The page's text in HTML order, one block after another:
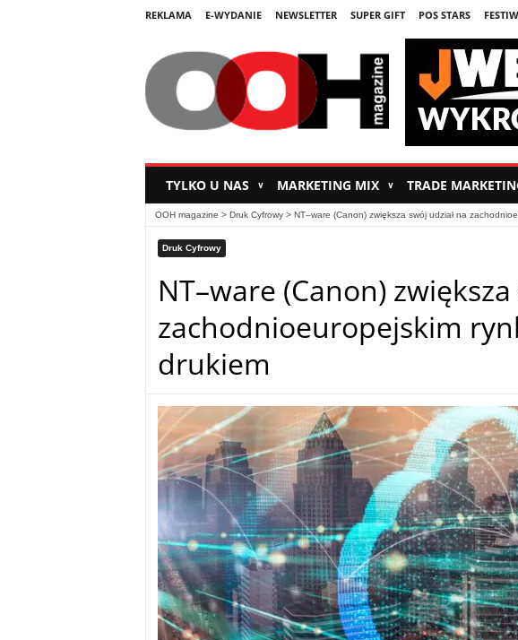
REKLAMA E-WYDANIE NEWSLETTER SUPER GIFT POS STARS
TYLKO U NAS ∨ MARKETING MIX ∨ TRADE
OOH magazine > Druk Cyfrowy> NT–ware (Canon) zwiększa swój udział na
Druk Cyfrowy
NT–ware (Canon)
zachodnioeuropejskim
drukiem